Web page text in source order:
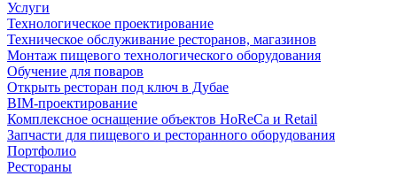
Услуги
Технологическое проектирование
Техническое обслуживание ресторанов, магазинов
Монтаж пищевого технологического оборудования
Обучение для поваров
Открыть ресторан под ключ в Дубае
BIM-проектирование
Комплексное оснащение объектов HoReCa и Retail
Запчасти для пищевого и ресторанного оборудования
Портфолио
Рестораны